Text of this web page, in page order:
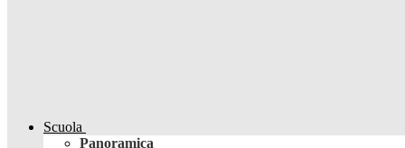
Scuola
Panoramica